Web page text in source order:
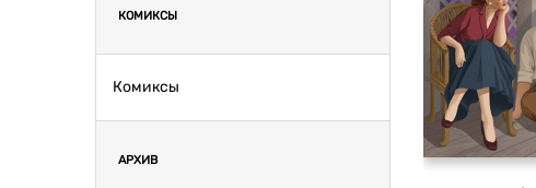
КОМИКСЫ
Комиксы
АРХИВ